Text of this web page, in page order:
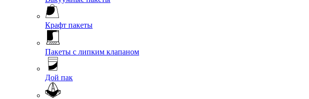
Крафт пакеты
Пакеты с липким клапаном
Дой пак